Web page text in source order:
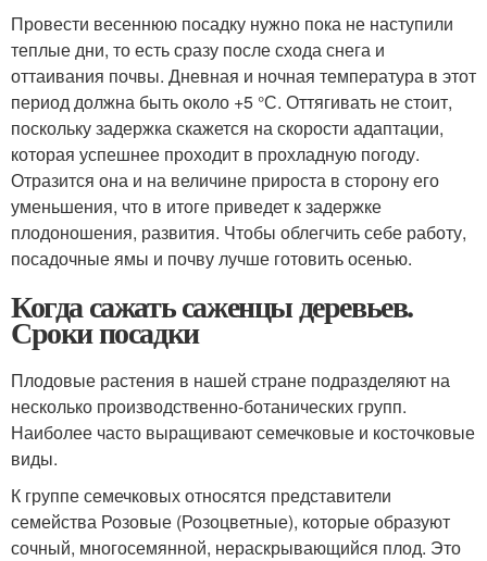
Провести весеннюю посадку нужно пока не наступили
теплые дни, то есть сразу после схода снега и
оттаивания почвы. Дневная и ночная температура в этот
период должна быть около +5 °С. Оттягивать не стоит,
поскольку задержка скажется на скорости адаптации,
которая успешнее проходит в прохладную погоду.
Отразится она и на величине прироста в сторону его
уменьшения, что в итоге приведет к задержке
плодоношения, развития. Чтобы облегчить себе работу,
посадочные ямы и почву лучше готовить осенью.
Когда сажать саженцы деревьев.
Сроки посадки
Плодовые растения в нашей стране подразделяют на
несколько производственно-ботанических групп.
Наиболее часто выращивают семечковые и косточковые
виды.
К группе семечковых относятся представители
семейства Розовые (Розоцветные), которые образуют
сочный, многосемянной, нераскрывающийся плод. Это